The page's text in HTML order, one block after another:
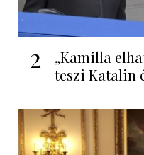
2
„Kamilla
teszi Katalin